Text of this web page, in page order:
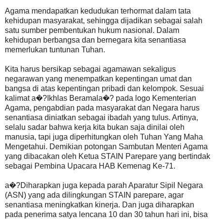
Agama mendapatkan kedudukan terhormat dalam tata
kehidupan masyarakat, sehingga dijadikan sebagai salah
satu sumber pembentukan hukum nasional. Dalam
kehidupan berbangsa dan bernegara kita senantiasa
memerlukan tuntunan Tuhan.
Kita harus bersikap sebagai agamawan sekaligus
negarawan yang menempatkan kepentingan umat dan
bangsa di atas kepentingan pribadi dan kelompok. Sesuai
kalimat a�?Ikhlas Beramala�? pada logo Kementerian
Agama, pengabdian pada masyarakat dan Negara harus
senantiasa diniatkan sebagai ibadah yang tulus. Artinya,
selalu sadar bahwa kerja kita bukan saja dinilai oleh
manusia, tapi juga diperhitungkan oleh Tuhan Yang Maha
Mengetahui. Demikian potongan Sambutan Menteri Agama
yang dibacakan oleh Ketua STAIN Parepare yang bertindak
sebagai Pembina Upacara HAB Kemenag Ke-71.
a�?Diharapkan juga kepada parah Aparatur Sipil Negara
(ASN) yang ada dilingkungan STAIN parepare, agar
senantiasa meningkatkan kinerja. Dan juga diharapkan
pada penerima satya lencana 10 dan 30 tahun hari ini, bisa